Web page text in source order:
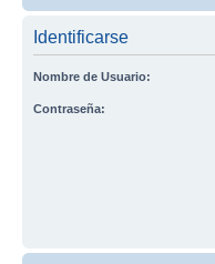
Identificarse
Nombre de Usuario:
Contraseña: